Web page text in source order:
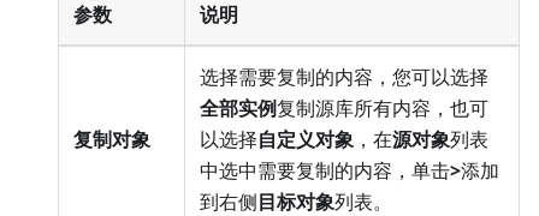
参数 说明
复制对象
选择需要复制的内容，您可以选择
全部实例复制源库所有内容，也可
以选择自定义对象 ，在源对象列表
中选中需要复制的内容，单击>添加
到右侧目标对象列表。